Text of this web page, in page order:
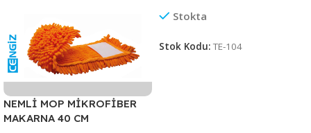
NEMLİ MOP MİKROFİBER
MAKARNA 40 CM
Stokta
Stok Kodu: TE-104